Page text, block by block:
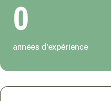
0
années d'expérience